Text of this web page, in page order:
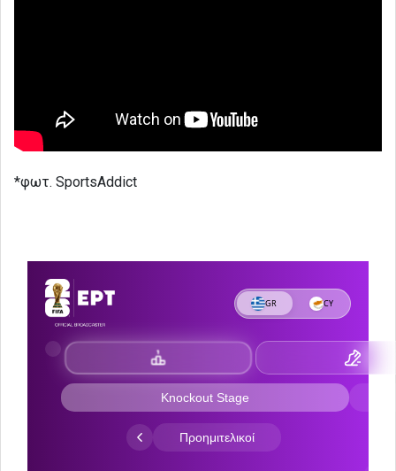
*φωτ. SportsAddict